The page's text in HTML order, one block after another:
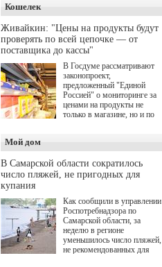
и НМГ) по мотивам
одноименного романа
Сергея Лукьяненко. Главные
роли в проекте исполнили
Артем Кошман, Полина
Гухман, Вероника
Устимова, Олег Савостюк,
Святослав Рогожан, Кузьма
Котрелёв, Никита
Кологривый, Елисей
Чучилин, Александра
Дмитрий Куличков и Юлия
Волкова в роли родителей.
Режиссер-постановщик
проекта — Егор Чичканов
снова здравствуйте!").
Кошелек
Живайкин: "Цены на продукты будут
проверять по всей цепочке — от
поставщика до кассы"
В Госдуме рассматривают
законопроект,
предложенный "Единой
Россией" о мониторинге за
ценами на продукты не
только в магазине, но и по
подорожания было понятно,
где именно цена "поехала"
вверх и кто её разогнал.
Мой дом
В Самарской области сократилось
число пляжей, не пригодных для
купания
Как сообщили в управлении
Роспотребнадзора по
Самарской области, за
неделю в регионе
уменьшилось число пляжей,
не рекомендованных для